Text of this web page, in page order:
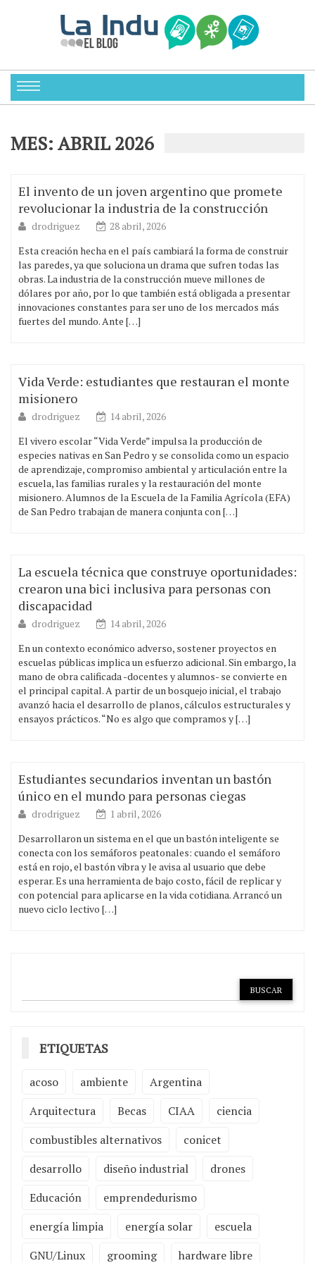
MES: ABRIL 2026
El invento de un joven argentino que promete
revolucionar la industria de la construcción
drodriguez
28 abril, 2026
Esta creación hecha en el país cambiará la forma de construir
las paredes, ya que soluciona un drama que sufren todas las
obras. La industria de la construcción mueve millones de
dólares por año, por lo que también está obligada a presentar
innovaciones constantes para ser uno de los mercados más
fuertes del mundo. Ante […]
Vida Verde: estudiantes que restauran el monte
misionero
drodriguez
14 abril, 2026
El vivero escolar “Vida Verde” impulsa la producción de
especies nativas en San Pedro y se consolida como un espacio
de aprendizaje, compromiso ambiental y articulación entre la
escuela, las familias rurales y la restauración del monte
misionero. Alumnos de la Escuela de la Familia Agrícola (EFA)
de San Pedro trabajan de manera conjunta con […]
La escuela técnica que construye oportunidades:
crearon una bici inclusiva para personas con
discapacidad
drodriguez
14 abril, 2026
En un contexto económico adverso, sostener proyectos en
escuelas públicas implica un esfuerzo adicional. Sin embargo, la
mano de obra calificada -docentes y alumnos- se convierte en
el principal capital. A partir de un bosquejo inicial, el trabajo
avanzó hacia el desarrollo de planos, cálculos estructurales y
ensayos prácticos. “No es algo que compramos y […]
Estudiantes secundarios inventan un bastón
único en el mundo para personas ciegas
drodriguez
1 abril, 2026
Desarrollaron un sistema en el que un bastón inteligente se
conecta con los semáforos peatonales: cuando el semáforo
está en rojo, el bastón vibra y le avisa al usuario que debe
esperar. Es una herramienta de bajo costo, fácil de replicar y
con potencial para aplicarse en la vida cotidiana. Arrancó un
nuevo ciclo lectivo […]
ETIQUETAS
acoso ambiente
Argentina
Arquitectura
Becas CIAA
ciencia
combustibles alternativos
conicet
desarrollo
diseño industrial
drones
Educación
emprendedurismo
energía limpia
energía solar
escuela
GNU/Linux
grooming hardware libre